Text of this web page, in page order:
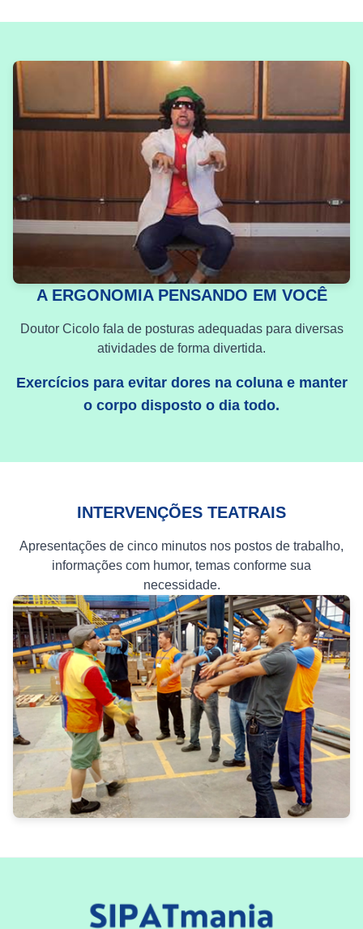
A ERGONOMIA PENSANDO EM VOCÊ
Doutor Cicolo fala de posturas adequadas para diversas
atividades de forma divertida.
Exercícios para evitar dores na coluna e manter
o corpo disposto o dia todo.
INTERVENÇÕES TEATRAIS
Apresentações de cinco minutos nos postos de trabalho,
informações com humor, temas conforme sua
necessidade.